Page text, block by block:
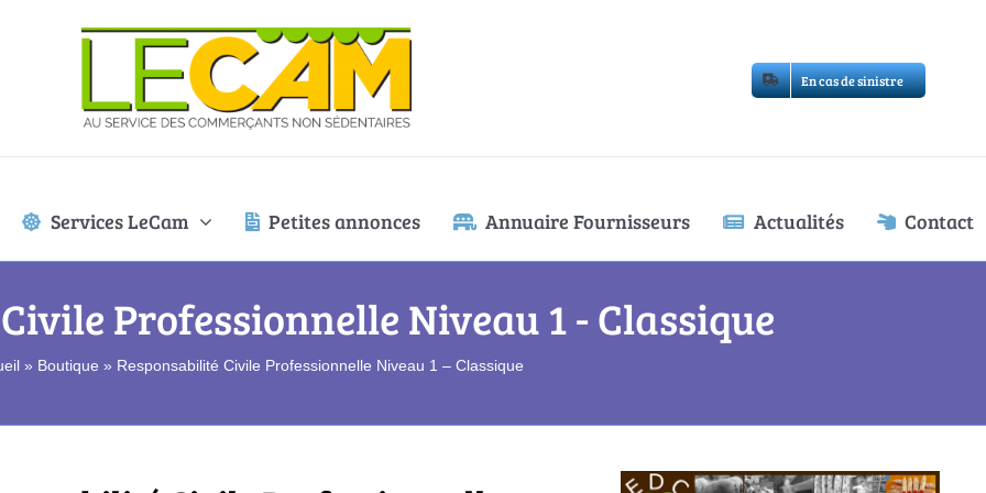
En cas de sinistre
Services LeCam Petites annonces Annuaire Fournisseurs Actualités Contact
Professionnelle Niveau 1 - Classique
» Boutique » Responsabilité Civile Professionnelle Niveau 1 – Classique